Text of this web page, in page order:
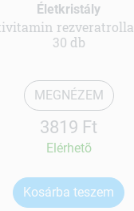
Életkristály
30 db
MEGNÉZEM
3819 Ft
Elérhetõ
Kosárba teszem